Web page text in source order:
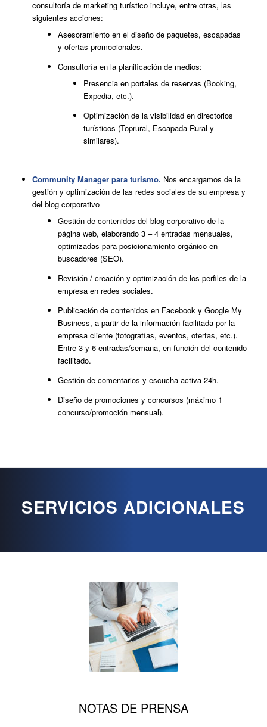
consultoría de marketing turístico incluye, entre otras, las
siguientes acciones:
Asesoramiento en el diseño de paquetes, escapadas
y ofertas promocionales.
Consultoría en la planificación de medios:
Presencia en portales de reservas (Booking,
Expedia, etc.).
Optimización de la visibilidad en directorios
turísticos (Toprural, Escapada Rural y
similares).
Community Manager para turismo. Nos encargamos de la
gestión y optimización de las redes sociales de su empresa y
del blog corporativo
Gestión de contenidos del blog corporativo de la
página web, elaborando 3 – 4 entradas mensuales,
optimizadas para posicionamiento orgánico en
buscadores (SEO).
Revisión / creación y optimización de los perfiles de la
empresa en redes sociales.
Publicación de contenidos en Facebook y Google My
Business, a partir de la información facilitada por la
empresa cliente (fotografías, eventos, ofertas, etc.).
Entre 3 y 6 entradas/semana, en función del contenido
facilitado.
Gestión de comentarios y escucha activa 24h.
Diseño de promociones y concursos (máximo 1
concurso/promoción mensual).
SERVICIOS ADICIONALES
NOTAS DE PRENSA